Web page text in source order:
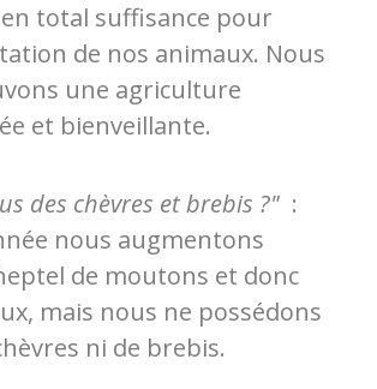
total suffisance pour
de nos animaux. Nous
une agriculture
et bienveillante.
des chèvres et brebis ?" :
nous augmentons
de moutons et donc
mais nous ne possédons
ni de brebis.